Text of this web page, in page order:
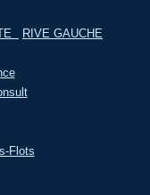
RIVE GAUCHE
Flots